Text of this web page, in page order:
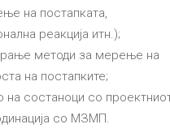
на постапката,
реакција итн.);
методи за мерење на
на постапките;
на состаноци со
со МЗМП.